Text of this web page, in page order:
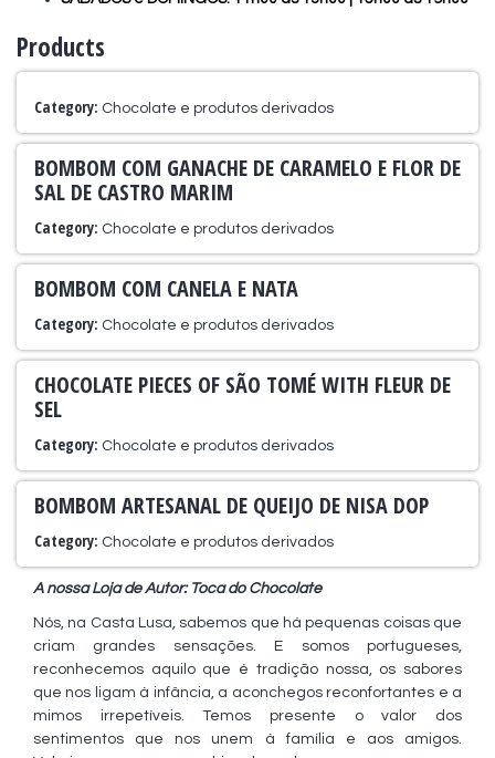
Products
Category: Chocolate e produtos derivados
BOMBOM COM GANACHE DE CARAMELO E FLOR DE
SAL DE CASTRO MARIM
Category: Chocolate e produtos derivados
BOMBOM COM CANELA E NATA
Category: Chocolate e produtos derivados
CHOCOLATE PIECES OF SÃO TOMÉ WITH FLEUR DE
SEL
Category: Chocolate e produtos derivados
BOMBOM ARTESANAL DE QUEIJO DE NISA DOP
Category: Chocolate e produtos derivados
A nossa Loja de Autor: Toca do Chocolate
Nós, na Casta Lusa, sabemos que há pequenas coisas que
criam grandes sensações. E somos portugueses,
reconhecemos aquilo que é tradição nossa, os sabores
que nos ligam à infância, a aconchegos reconfortantes e a
mimos irrepetíveis. Temos presente o valor dos
sentimentos que nos unem à família e aos amigos.